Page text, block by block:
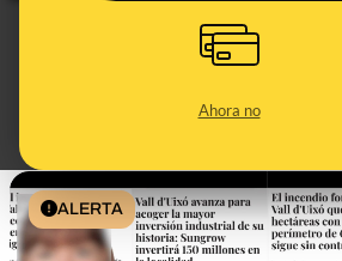
Ahora no
fotovoltaico previsto en la
(Castellón), un
los incendios de julio de
ALERTA